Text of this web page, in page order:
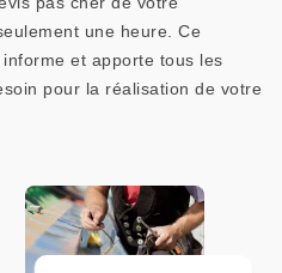
une heure. Ce
et apporte tous les
pour la réalisation de votre